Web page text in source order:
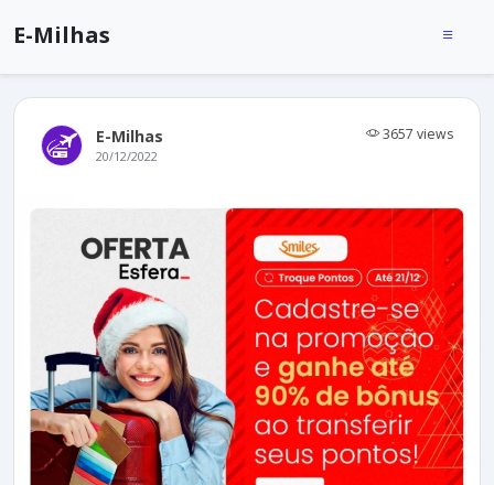
E-Milhas
E-Milhas 3657 views
20/12/2022